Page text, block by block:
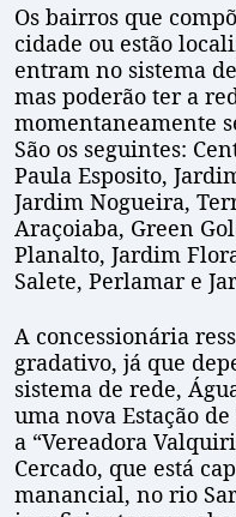
Os bairros que
cidade ou estão
entram no sistema
mas poderão ter a
momentaneamente
São os seguintes:
Paula Esposito,
Jardim Nogueira,
Araçoiaba, Green
Planalto, Jardim
Salete, Perlamar e
A concessionária
gradativo, já que
sistema de rede,
uma nova Estação
a “Vereadora
Cercado, que está
manancial, no rio